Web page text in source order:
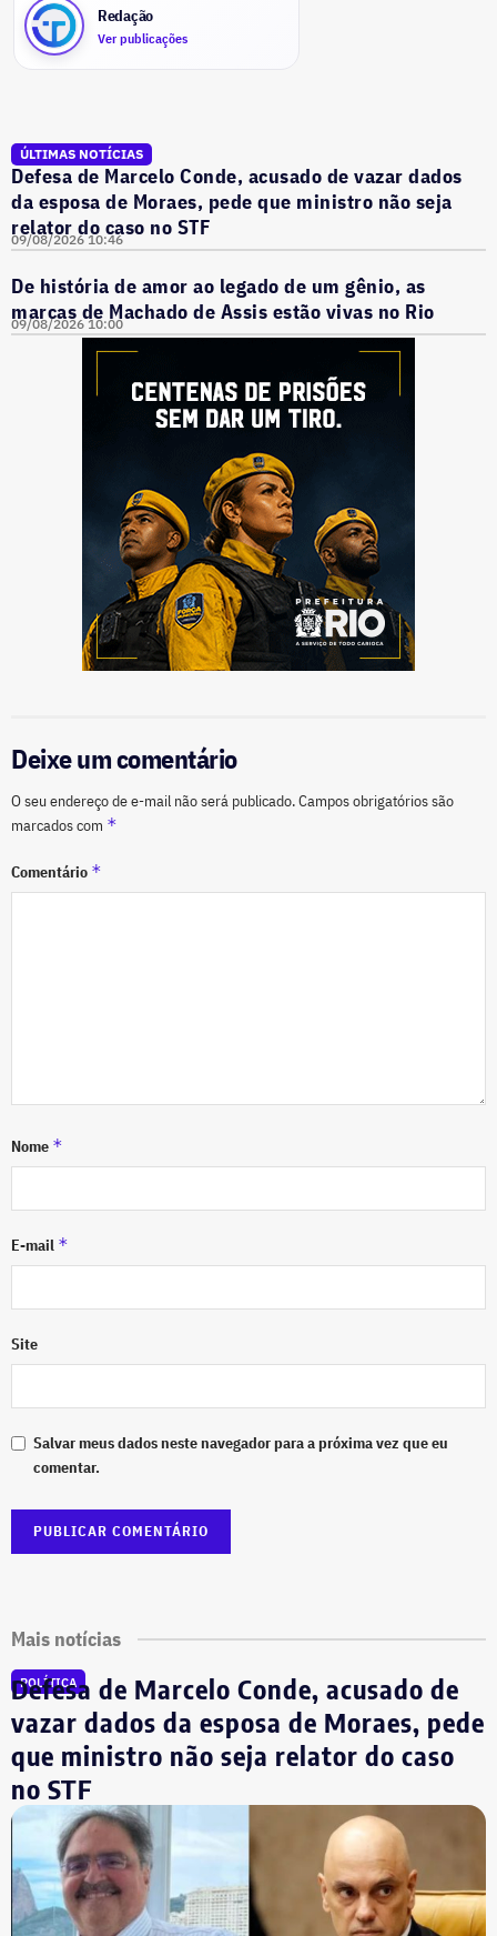
Redação
Ver publicações
ÚLTIMAS NOTÍCIAS
Defesa de Marcelo Conde, acusado de vazar dados
da esposa de Moraes, pede que ministro não seja
relator do caso no STF
09/08/2026 10:46
De história de amor ao legado de um gênio, as
marcas de Machado de Assis estão vivas no Rio
09/08/2026 10:00
Deixe um comentário
O seu endereço de e-mail não será publicado.Campos obrigatórios são
marcados com *
Comentário *
Nome *
E-mail *
Site
Salvar meus dados neste navegador para a próxima vez que eu
comentar.
Mais notícias
POLÍTICA
Defesa de Marcelo Conde, acusado de
vazar dados da esposa de Moraes, pede
que ministro não seja relator do caso
no STF